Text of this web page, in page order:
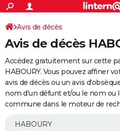
ACTUALITÉS
Politique
Société
Faits Divers
Education
Monde
Villes
+
SPORT
Coupe du monde 2026
Football
Tennis
Cyclisme
Rugby
Forum
Programme TV
TNT
Streaming
Cinéma
Sorties cinéma
Musique
+
FINANCE
Retraite
Epargne
Immobilier
Risques naturels par ville
Banque
Assurance
AUTO
Essais
Réserver un essai
Citadines
Berlines
SUV
Forum auto
+
Mobiles
Meilleur smartphone
Internet
Ordinateurs
Jeux vidéo
Guide high-tech
Avis de décès
Avis de décès
Accédez gratuitement sur cette
HABOURY. Vous pouvez affiner
avis de décès ou un avis
nom d'un défunt et/ou le nom ou
commune dans le moteur de